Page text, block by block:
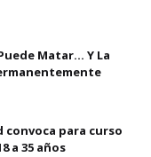
Matar… Y La
para curso
a 35 años